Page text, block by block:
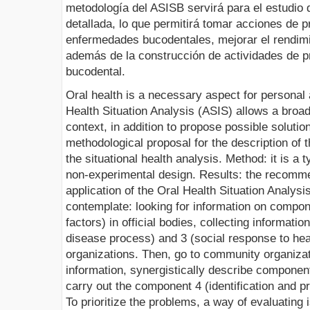
metodología del ASISB servirá para el estudio
detallada, lo que permitirá tomar acciones de
enfermedades bucodentales, mejorar el
además de la construcción de actividades de
bucodental.
Oral health is a necessary aspect for
Health Situation Analysis (ASIS) allows a
context, in addition to propose possible
methodological proposal for the description of
the situational health analysis. Method: it is a
non-experimental design. Results: the
application of the Oral Health Situation
contemplate: looking for information on
factors) in official bodies, collecting
disease process) and 3 (social response to
organizations. Then, go to community
information, synergistically describe
carry out the component 4 (identification and
To prioritize the problems, a way of evaluating